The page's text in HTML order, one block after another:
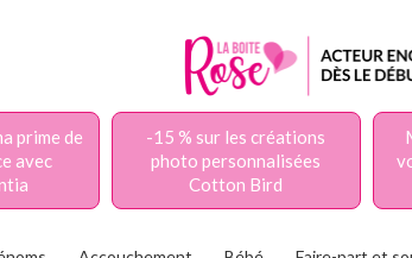
prime de
avec
-15 % sur les créations
photo personnalisées
Cotton Bird